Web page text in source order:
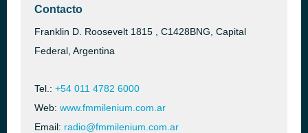
Contacto
Franklin D. Roosevelt 1815 , C1428BNG, Capital
Federal, Argentina
Tel.: +54 011 4782 6000
Web: www.fmmilenium.com.ar
Email: radio@fmmilenium.com.ar